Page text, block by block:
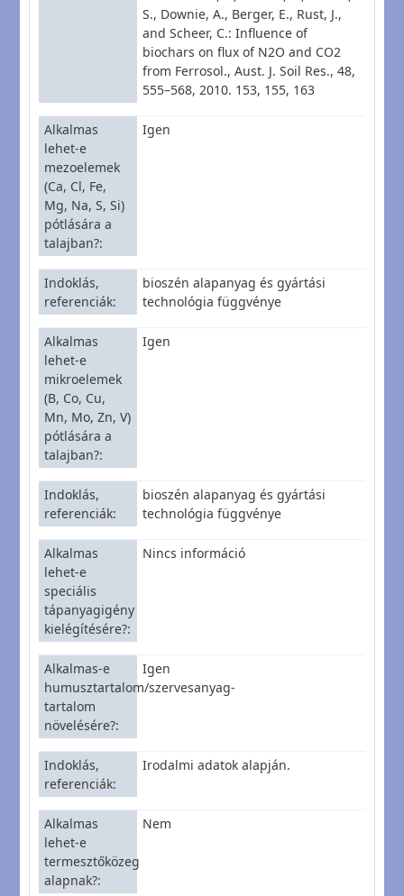
S., Downie, A., Berger, E., Rust, J.,
and Scheer, C.: Influence of
biochars on flux of N2O and CO2
from Ferrosol., Aust. J. Soil Res., 48,
555–568, 2010. 153, 155, 163
Alkalmas
lehet-e
mezoelemek
(Ca, Cl, Fe,
Mg, Na, S, Si)
pótlására a
talajban?
Igen
Indoklás,
referenciák
bioszén alapanyag és gyártási
technológia függvénye
Alkalmas
lehet-e
mikroelemek
(B, Co, Cu,
Mn, Mo, Zn, V)
pótlására a
talajban?
Igen
Indoklás,
referenciák
bioszén alapanyag és gyártási
technológia függvénye
Alkalmas
lehet-e
speciális
tápanyagigény
kielégítésére?
Nincs információ
Alkalmas-e
humusztartalom/szervesanyag-
tartalom
növelésére?
Igen
Indoklás,
referenciák
Irodalmi adatok alapján.
Alkalmas
lehet-e
termesztőközeg
alapnak?
Nem